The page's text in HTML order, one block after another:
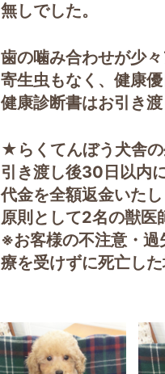
無しでした。
歯の噛み合わせが少々
寄生虫もなく、健康優
健康診断書はお引き渡
★らくてんぼう犬舎
引き渡し後30日以内
代金を全額返金いたし
原則として2名の獣医
※お客様の不注意・過
療を受けずに死亡し